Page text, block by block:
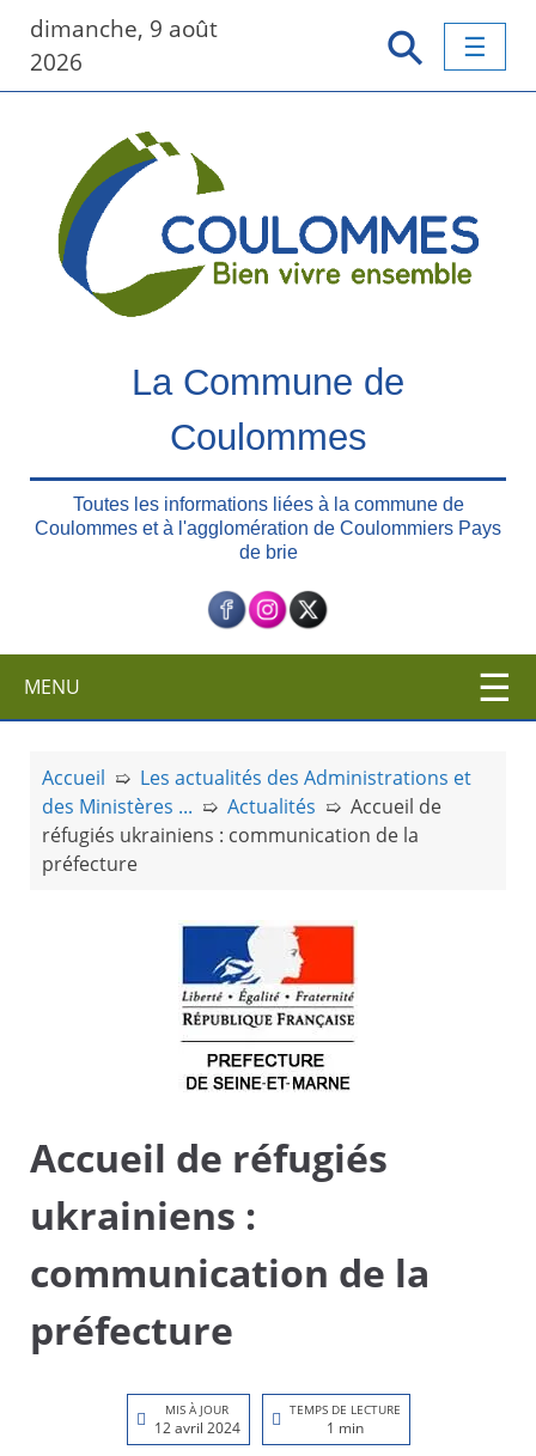
s
dimanche, 9 août
2026
La Commune de
Coulommes
Toutes les informations liées à la commune de
Coulommes et à l'agglomération de Coulommiers Pays
de brie
MENU
Accueil ➯ Les actualités des Administrations et
des Ministères ... ➯ Actualités ➯ Accueil de
réfugiés ukrainiens : communication de la
préfecture
Accueil de réfugiés
ukrainiens :
communication de la
préfecture
MIS À JOUR
12 avril 2024
TEMPS DE LECTURE
1 min